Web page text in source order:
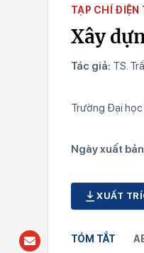
TẠP CHÍ ĐIỆN
Xây
Tác giả: TS.
Trường Đại
Ngày xuất
XUẤT
TÓM TẮT